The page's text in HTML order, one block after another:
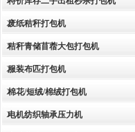
废纸秸秆打包机
秸秆青储苜蓿大包打包机
服装布匹打包机
棉花/短绒/棉绒打包机
电机纺织轴承压力机